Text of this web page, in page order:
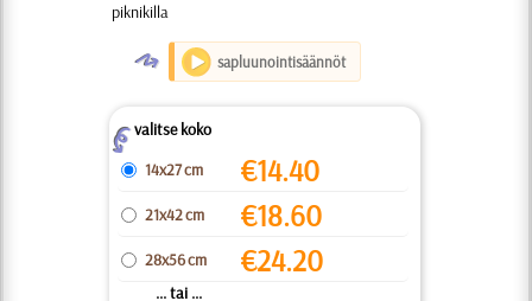
piknikilla
O sapluunointisäännöt
Zvalitse koko
14x27 cm
€14.40
21x42 cm €18.60
28x56 cm €24.20
... tai ...